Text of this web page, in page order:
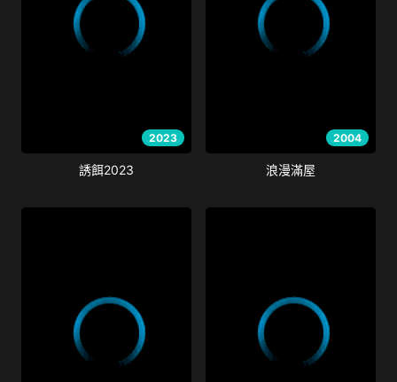
2023
誘餌2023
2004
浪漫滿屋